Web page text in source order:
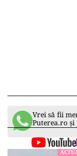
Vrei să fii
Puterea.ro